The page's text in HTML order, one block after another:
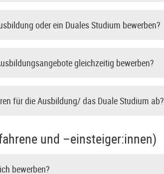
oder ein Duales Studium bewerben?
gleichzeitig bewerben?
für die Ausbildung/ das Duale Studium ab?
und –einsteiger:innen)
bewerben?